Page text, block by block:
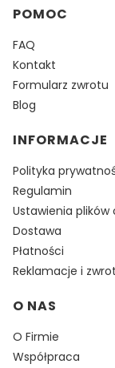
Linki w
POMOC
FAQ
Kontakt
Formularz zwrotu
Blog
INFORMACJE
Polityka
Regulamin
Ustawienia plików
Dostawa
Płatności
Reklamacje i
O NAS
O Firmie
Współpraca